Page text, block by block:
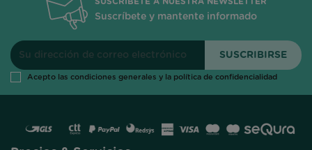
Suscríbete y mantente informado
Acepto las condiciones generales y la política de confidencialidad